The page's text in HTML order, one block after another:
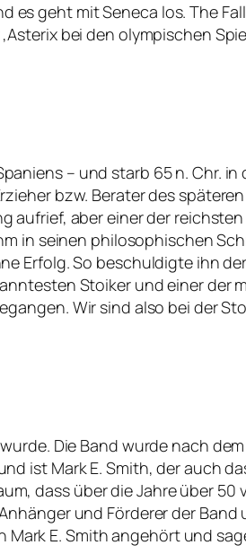
geht mit Seneca los. The
bei den olympischen
– und starb 65 n. Chr. in
bzw. Berater des
aber einer der
in seinen philosophischen
Erfolg. So beschuldigte ihn
Stoiker und einer der
Wir sind also bei der
Die Band wurde nach dem
ist Mark E. Smith, der auch
dass über die Jahre über 50
und Förderer der Band
Mark E. Smith angehört und